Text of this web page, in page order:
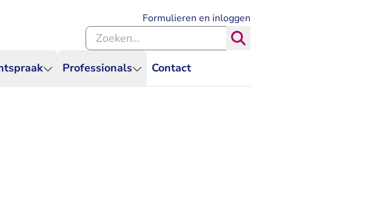
Professionals Contact
Formulieren en inloggen
Zoeken binnen de Rechtspraak